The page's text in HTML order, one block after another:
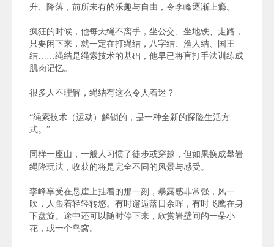
升、降落，前所未有的乐趣与自由，令李峰逐渐上瘾。
疯狂的时候，他每天绳不离手，坐公交、坐地铁、走路，
只要闲下来，就一定在打绳结，八字结、渔人结、国王
结……绳结是绳索技术的基础，他早已将盲打手法训练成
肌肉记忆。
很多人不理解，绳结有这么令人着迷？
“绳索技术（运动）解锁的，是一种全新的探险生活方
式。”
同样一座山，一般人习惯了徒步或穿越，但如果换成攀岩
绳降玩法，收获的将是完全不同的风景与感受。
李峰享受在悬崖上挂着的那一刻，暴露感非常强，风一
吹，人跟着轻轻转悠。有时邂逅落日余晖，有时飞鹰在身
下盘旋。途中还可以随时停下来，欣赏岩壁间的一朵小
花，或一个鸟窝。